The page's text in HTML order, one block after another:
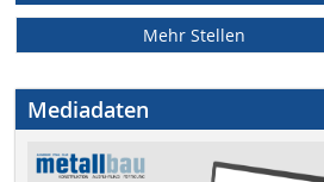
Mehr Stellen
Mediadaten